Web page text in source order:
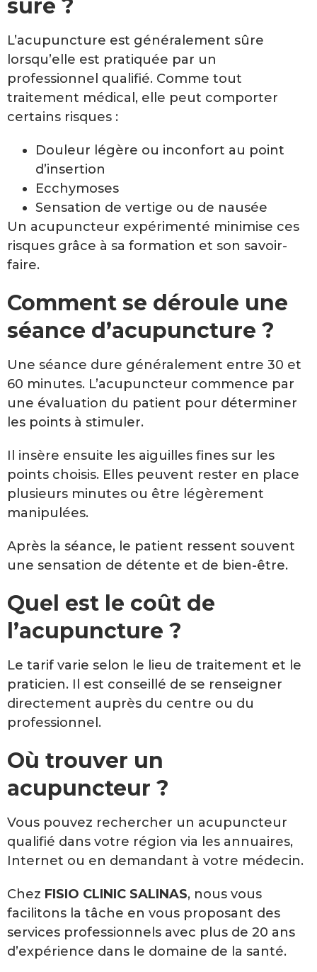
sûre ?
L’acupuncture est généralement sûre
lorsqu’elle est pratiquée par un
professionnel qualifié. Comme tout
traitement médical, elle peut comporter
certains risques :
Douleur légère ou inconfort au point
d’insertion
Ecchymoses
Sensation de vertige ou de nausée
Un acupuncteur expérimenté minimise ces
risques grâce à sa formation et son savoir-
faire.
Comment se déroule une
séance d’acupuncture ?
Une séance dure généralement entre 30 et
60 minutes. L’acupuncteur commence par
une évaluation du patient pour déterminer
les points à stimuler.
Il insère ensuite les aiguilles fines sur les
points choisis. Elles peuvent rester en place
plusieurs minutes ou être légèrement
manipulées.
Après la séance, le patient ressent souvent
une sensation de détente et de bien-être.
Quel est le coût de
l’acupuncture ?
Le tarif varie selon le lieu de traitement et le
praticien. Il est conseillé de se renseigner
directement auprès du centre ou du
professionnel.
Où trouver un
acupuncteur ?
Vous pouvez rechercher un acupuncteur
qualifié dans votre région via les annuaires,
Internet ou en demandant à votre médecin.
Chez FISIO CLINIC SALINAS, nous vous
facilitons la tâche en vous proposant des
services professionnels avec plus de 20 ans
d’expérience dans le domaine de la santé.